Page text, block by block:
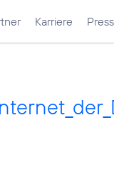
Karriere